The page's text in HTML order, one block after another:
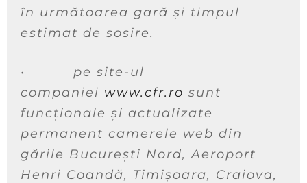
în următoarea gară şi timpul
estimat de sosire.
• pe site-ul
companiei www.cfr.ro sunt
funcționale și actualizate
permanent camerele web din
gările București Nord, Aeroport
Henri Coandă, Timișoara, Craiova,